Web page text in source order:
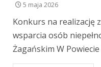
5 maja 2026
Konkurs na realizację
wsparcia osób
Żagańskim W